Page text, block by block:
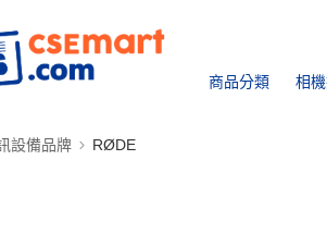
商品分類 相
設備品牌 RØDE